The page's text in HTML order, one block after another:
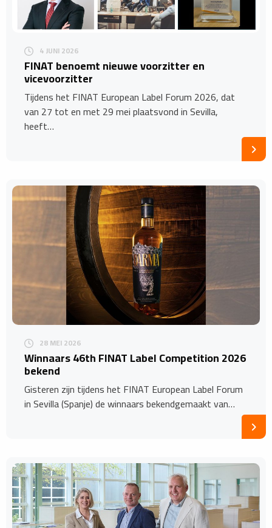
4 JUNI 2026
FINAT benoemt nieuwe voorzitter en
vicevoorzitter
Tijdens het FINAT European Label Forum 2026, dat
van 27 tot en met 29 mei plaatsvond in Sevilla,
heeft…
28 MEI 2026
Winnaars 46th FINAT Label Competition 2026
bekend
Gisteren zijn tijdens het FINAT European Label Forum
in Sevilla (Spanje) de winnaars bekendgemaakt van…